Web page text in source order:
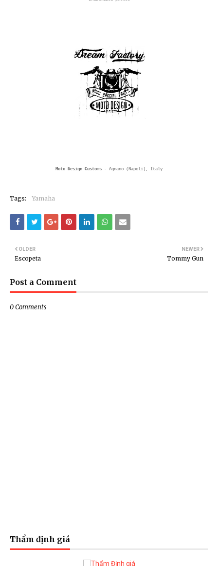
Moto Design Customs - Agnano (Napoli), Italy
Tags: Yamaha
NEWER
Tommy Gun
OLDER
Escopeta
Post a Comment
0 Comments
Thẩm định giá